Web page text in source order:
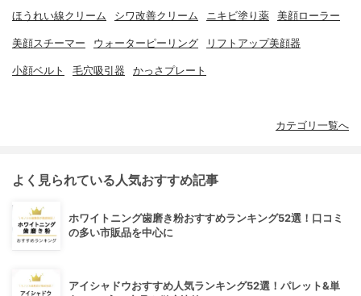
ほうれい線クリーム シワ改善クリーム ニキビ塗り薬 美顔ローラー
美顔スチーマー ウォーターピーリング リフトアップ美顔器
小顔ベルト 毛穴吸引器 かっさプレート
カテゴリ一覧へ
よく見られている人気おすすめ記事
ホワイトニング歯磨き粉おすすめランキング52選！口コミ
の多い市販品を中心に
アイシャドウおすすめ人気ランキング52選！パレット&単